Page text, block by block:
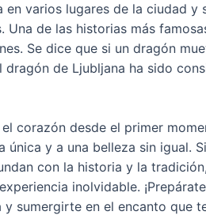
varios lugares de la ciudad y
de las historias más
Se dice que si un dragón
de Ljubljana ha sido
corazón desde el primer
y a una belleza sin igual.
con la historia y la
inolvidable.
sumergirte en el encanto que